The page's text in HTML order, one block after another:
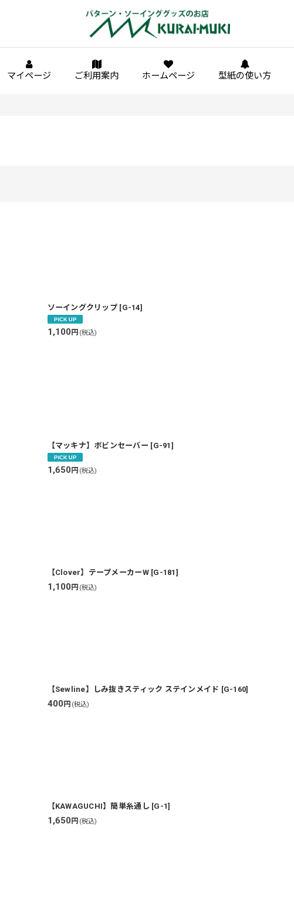
マイページ ご利用案内 ホームページ 型紙の使い方
ソーイングクリップ [G-14]
1,100円 (税込)
【マッキナ】ボビンセーバー [G-91 ]
1,650円 (税込)
【Clover】テープメーカーW [G-181 ]
1,100円 (税込)
【Sewline】しみ抜きスティック ステインメイド [G-160]
400円 (税込)
【KAWAGUCHI】簡単糸通し [G-1]
1,650円 (税込)